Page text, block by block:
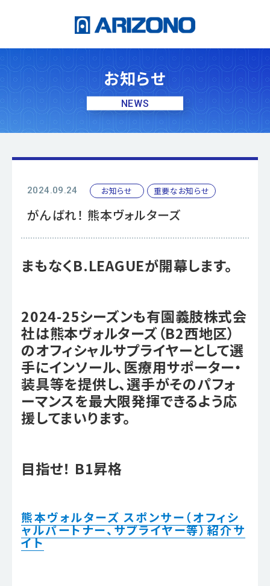
お知らせ
NEWS
2024.09.24 お知らせ 重要なお知らせ
がんばれ！ 熊本ヴォルターズ
まもなくB.LEAGUEが開幕します。
2024-25シーズンも有園義肢株式会
社は熊本ヴォルターズ（B2西地区）
のオフィシャルサプライヤーとして選
手にインソール、医療用サポーター・
装具等を提供し、選手がそのパフォ
ーマンスを最大限発揮できるよう応
援してまいります。
目指せ！ B1昇格
熊本ヴォルターズ スポンサー（オフィシ
ャルパートナー、サプライヤー等）紹介サ
イト